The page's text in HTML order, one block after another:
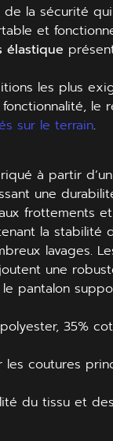
la sécurité
et
élastique
les plus
le
sur le terrain.
à partir
une
frottements
la stabilité
lavages.
une
pantalon
35%
les coutures
du tissu et